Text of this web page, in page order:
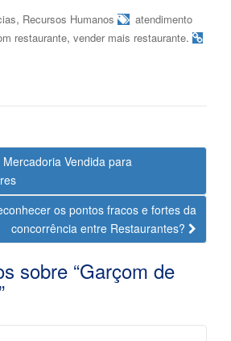
, Recursos Humanos
atendimento
restaurante, vender mais restaurante.
Vendida para
os pontos fracos e fortes da
concorrência entre Restaurantes?
sobre “Garçom de
”